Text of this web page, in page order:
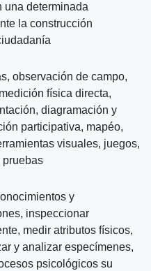
una determinada
la construcción
observación de campo,
física directa,
diagramación y
participativa, mapéo,
visuales, juegos,
pruebas
y
inspeccionar
medir atributos físicos,
y analizar especímenes,
psicológicos su